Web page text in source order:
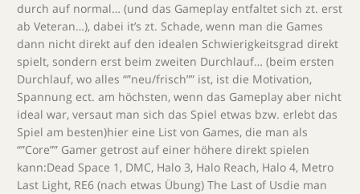
durch auf normal… (und das Gameplay entfaltet sich zt. erst
ab Veteran…), dabei it’s zt. Schade, wenn man die Games
dann nicht direkt auf den idealen Schwierigkeitsgrad direkt
spielt, sondern erst beim zweiten Durchlauf… (beim ersten
Durchlauf, wo alles “”neu/frisch”” ist, ist die Motivation,
Spannung ect. am höchsten, wenn das Gameplay aber nicht
ideal war, versaut man sich das Spiel etwas bzw. erlebt das
Spiel am besten)hier eine List von Games, die man als
“”Core”” Gamer getrost auf einer höhere direkt spielen
kann:Dead Space 1, DMC, Halo 3, Halo Reach, Halo 4, Metro
Last Light, RE6 (nach etwas Übung) The Last of Usdie man